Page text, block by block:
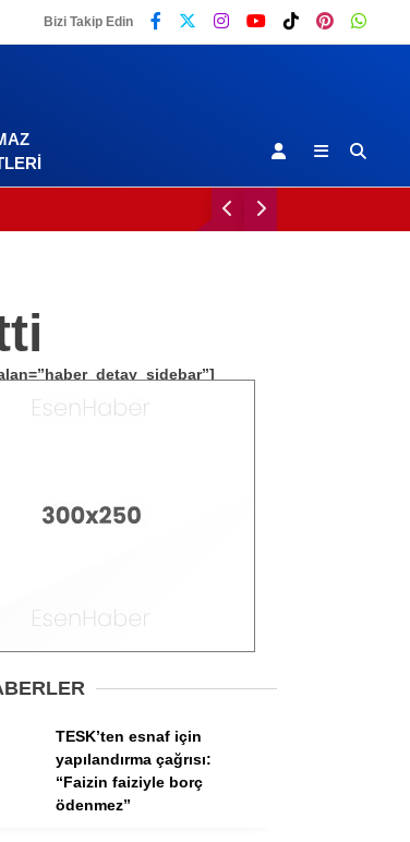
Sağlık
Bizi Takip Edin
TESK’ten esnaf için
yapılandırma çağrısı:
“Faizin faiziyle borç
ödenmez”